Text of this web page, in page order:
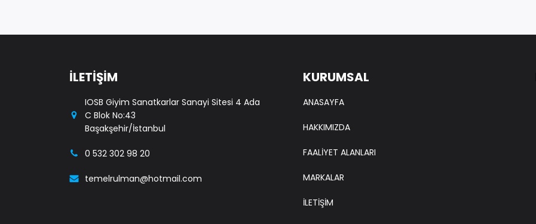
İLETİŞİM
IOSB Giyim Sanatkarlar Sanayi Sitesi 4 Ada
C Blok No:43
Başakşehir/İstanbul
0 532 302 98 20
temelrulman@hotmail.com
KURUMSAL
ANASAYFA
HAKKIMIZDA
FAALİYET ALANLARI
MARKALAR
İLETİŞİM